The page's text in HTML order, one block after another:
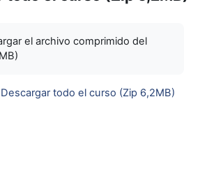
el archivo comprimido del
Descargar todo el curso (Zip 6,2MB)